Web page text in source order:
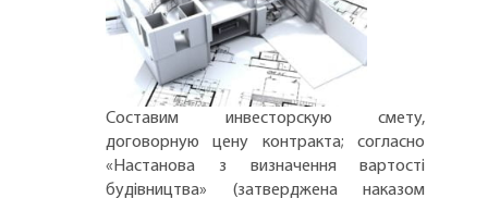
Составим инвесторскую смету,
договорную цену контракта; согласно
«Настанова з визначення вартості
будівництва» (затверджена наказом